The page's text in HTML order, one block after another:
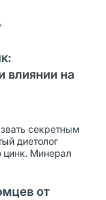
влиянии на
секретным
диетолог
цинк. Минерал
от